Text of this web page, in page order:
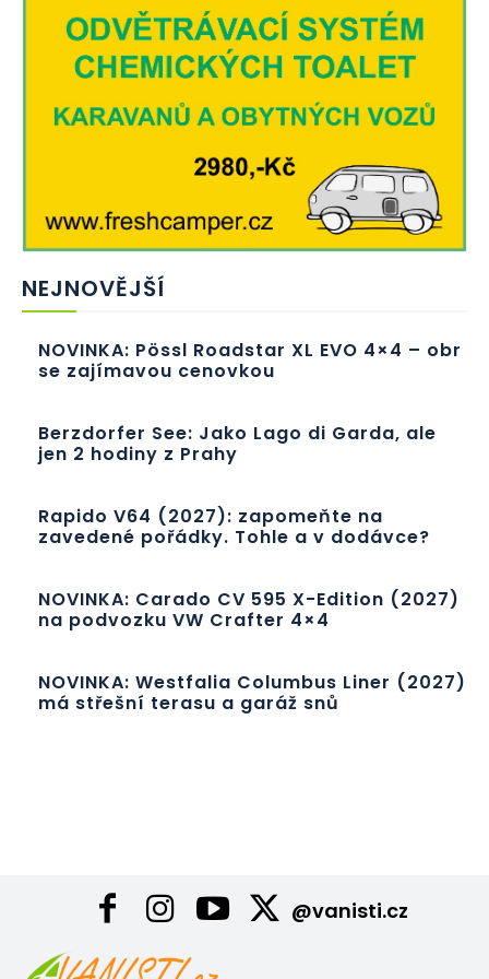
NEJNOVĚJŠÍ
NOVINKA: Pössl Roadstar XL EVO 4×4 – obr
se zajímavou cenovkou
Berzdorfer See: Jako Lago di Garda, ale
jen 2 hodiny z Prahy
Rapido V64 (2027): zapomeňte na
zavedené pořádky. Tohle a v dodávce?
NOVINKA: Carado CV 595 X-Edition (2027)
na podvozku VW Crafter 4×4
NOVINKA: Westfalia Columbus Liner (2027)
má střešní terasu a garáž snů
@vanisti.cz